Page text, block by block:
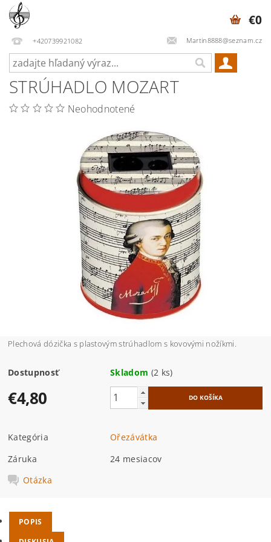
+420739921082 Martin8888@seznam.cz
€0
STRÚHADLO MOZART
Neohodnotené
Plechová dózička s plastovým strúhadlom s kovovými nožíkmi.
Dostupnosť Skladom (2 ks)
€4,80
Kategória
Ořezávátka
Záruka
24 mesiacov
Otázka
POPIS